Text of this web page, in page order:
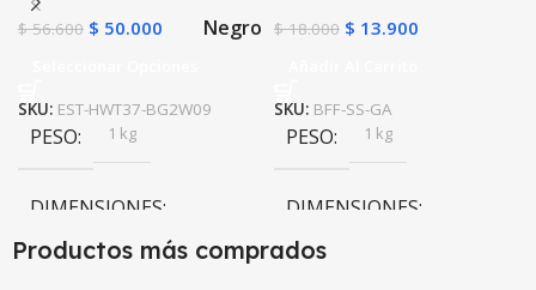
$56.600 $ 50.000 Negro
SKU: EST-HWT37-BG2W09
PESO 1 kg
DIMENSIONES
$18.000 $ 13.900
SKU: BFF-SS-GA
PESO 1 kg
DIMENSIONES
Productos más comprados